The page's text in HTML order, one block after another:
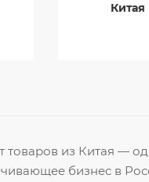
Китая
товаров из Китая —
бизнес в